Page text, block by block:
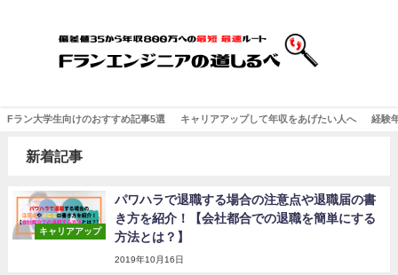
Fラン大学生向けのおすすめ記事5選 キャリアアップして年収をあげたい人へ 経験
新着記事
キャリアアップ
パワハラで退職する場合の注意点や退職届の書
き方を紹介！【会社都合での退職を簡単にする
方法とは？】
2019年10月16日